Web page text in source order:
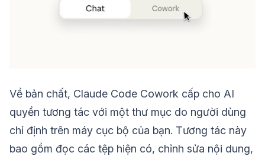
Về bản chất, Claude Code Cowork cấp cho AI
quyền tương tác với một thư mục do người dùng
chỉ định trên máy cục bộ của bạn. Tương tác này
bao gồm đọc các tệp hiện có, chỉnh sửa nội dung,